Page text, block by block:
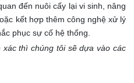
đến nuôi cấy lại vi sinh, nâng
kết hợp thêm công nghệ xử lý
phục sự cố hệ thống.
thì chúng tôi sẽ dựa vào các